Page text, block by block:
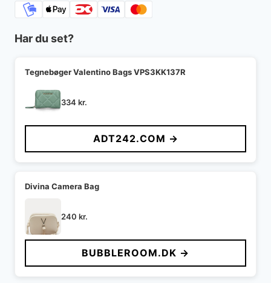
Har du set?
Tegnebøger Valentino Bags VPS3KK137R
334 kr.
ADT242.COM →
Divina Camera Bag
240 kr.
BUBBLEROOM.DK →